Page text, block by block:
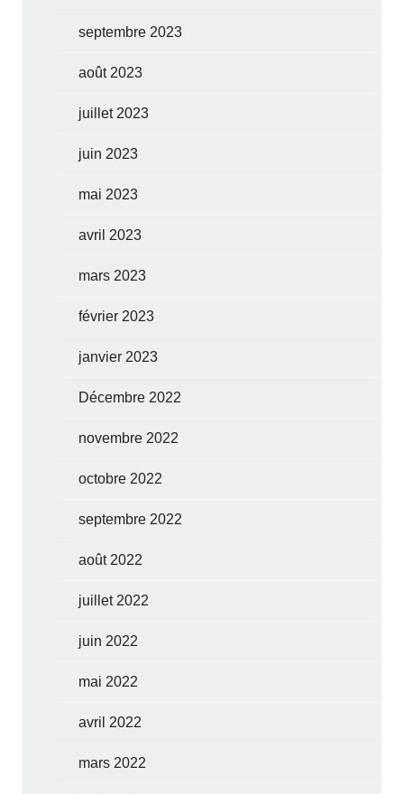
septembre 2023
août 2023
juillet 2023
juin 2023
mai 2023
avril 2023
mars 2023
février 2023
janvier 2023
Décembre 2022
novembre 2022
octobre 2022
septembre 2022
août 2022
juillet 2022
juin 2022
mai 2022
avril 2022
mars 2022